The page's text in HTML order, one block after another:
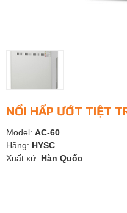
NỒI HẤP ƯỚT TIỆT
Model: AC-60
Hãng: HYSC
Xuất xứ: Hàn Quốc